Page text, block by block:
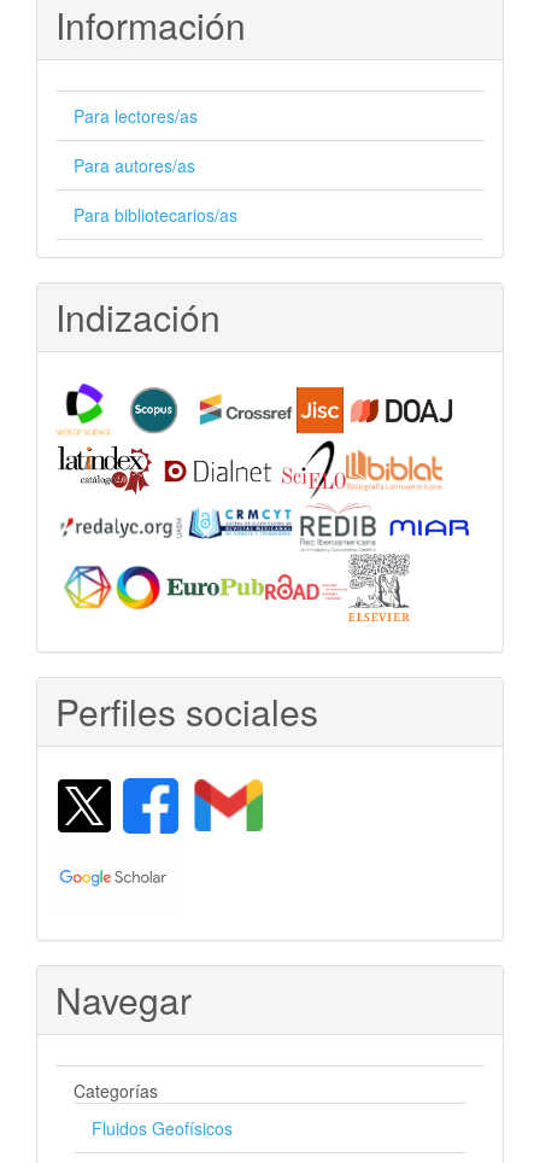
Información
Para lectores/as
Para autores/as
Para bibliotecarios/as
Indización
Perfiles sociales
Navegar
Categorías
Fluidos Geofísicos